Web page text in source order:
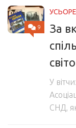
9
За
У
СНД,